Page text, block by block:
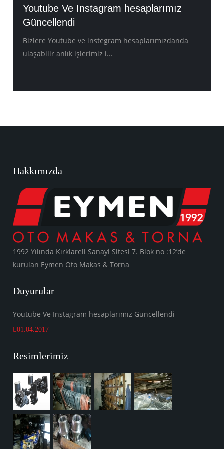
Youtube Ve Instagram hesaplarımız
Güncellendi
Bizlere Youtube ve instegram hesaplarımızdanda
ulaşabilir anlık işlerimiz i...
Hakkımızda
1992 Yılında Kırklareli Sanayi Sitesi 7. Blok no :12’de
kurulan Eymen Oto Makas & Torna
Duyurular
Youtube Ve Instagram hesaplarımız Güncellendi
01.04.2017
Resimlerimiz